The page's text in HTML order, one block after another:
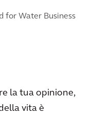
for Water Business
la tua opinione,
vita è